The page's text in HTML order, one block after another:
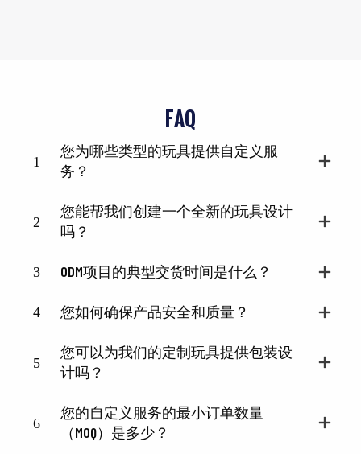
FAQ
1
您为哪些类型的玩具提供自定义服
务？
2
您能帮我们创建一个全新的玩具设计
吗？
3 ODM项目的典型交货时间是什么？
4 您如何确保产品安全和质量？
5
您可以为我们的定制玩具提供包装设
计吗？
6
您的自定义服务的最小订单数量
（MOQ）是多少？